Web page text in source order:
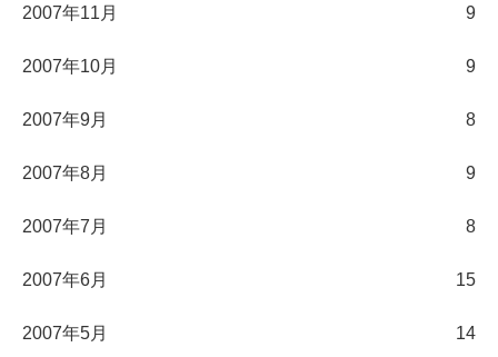
2007年11月 9
2007年10月 9
2007年9月 8
2007年8月 9
2007年7月 8
2007年6月 15
2007年5月 14